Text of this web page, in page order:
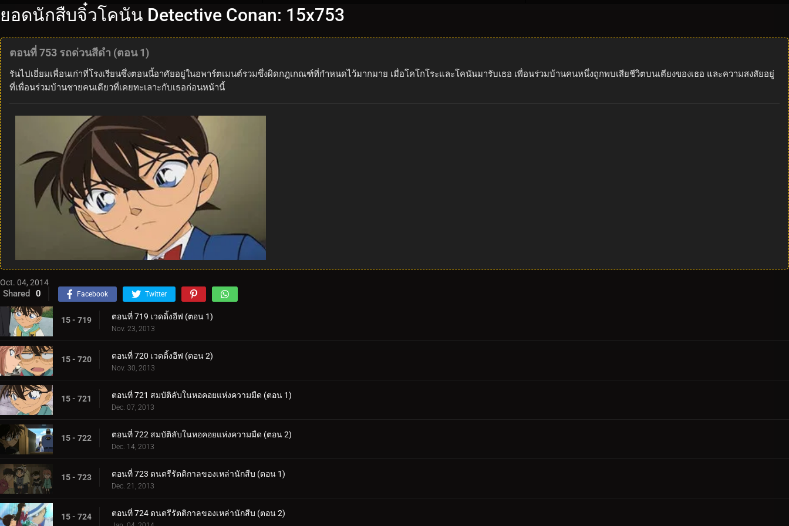
ยอดนักสืบจิ๋วโคนัน Detective Conan: 15x753
ตอนที่ 753 รถด่วนสีดำ (ตอน 1)
รันไปเยี่ยมเพื่อนเก่าที่โรงเรียนซึ่งตอนนี้อาศัยอยู่ในอพาร์ตเมนต์รวมซึ่งผิดกฎเกณฑ์ที่กำหนดไว้มากมาย เมื่อโคโกโระและโคนันมารับเธอ เพื่อนร่วมบ้านคนหนึ่งถูกพบเสียชีวิตบนเตียงของเธอ และความสงสัยอยู่
ที่เพื่อนร่วมบ้านชายคนเดียวที่เคยทะเลาะกับเธอก่อนหน้านี้
Oct. 04, 2014
Shared 0 Facebook Twitter
15 - 719 ตอนที่ 719 เวดดิ้งอีฟ (ตอน 1)
Nov. 23, 2013
15 - 720 ตอนที่ 720 เวดดิ้งอีฟ (ตอน 2)
Nov. 30, 2013
15 - 721 ตอนที่ 721 สมบัติลับในหอคอยแห่งความมืด (ตอน 1)
Dec. 07, 2013
15 - 722 ตอนที่ 722 สมบัติลับในหอคอยแห่งความมืด (ตอน 2)
Dec. 14, 2013
15 - 723 ตอนที่ 723 ดนตรีรัตติกาลของเหล่านักสืบ (ตอน 1)
Dec. 21, 2013
15 - 724 ตอนที่ 724 ดนตรีรัตติกาลของเหล่านักสืบ (ตอน 2)